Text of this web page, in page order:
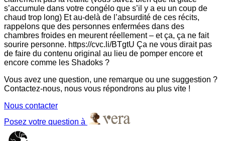
s’accumule dans votre congélo que s’il y a eu un coup de
chaud trop long) Et au-delà de l’absurdité de ces récits,
rappelons que des personnes enfermées dans des
chambres froides en meurent réellement – et ça, ça ne fait
sourire personne. https://cvc.li/BTgtU Ça ne vous dirait pas
de faire du contenu original au lieu de pomper encore et
encore comme les Shadoks ?
Vous avez une question, une remarque ou une suggestion ?
Contactez-nous, nous vous répondrons au plus vite !
Nous contacter
Posez votre question à